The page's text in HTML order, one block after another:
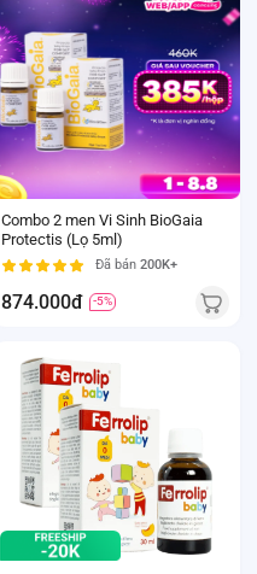
Combo 2 men Vi Sinh BioGaia
Protectis (Lọ 5ml)
Đã bán 200K+
874.000đ -5%